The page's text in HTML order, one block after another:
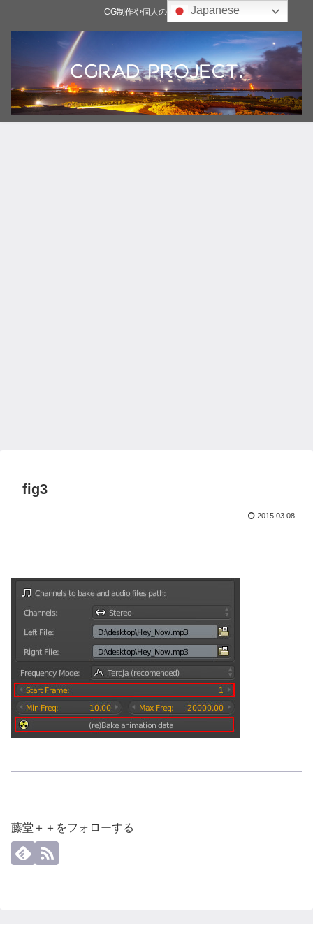
CG制作や個人の雑記ブログ
fig3
2015.03.08
藤堂＋＋をフォローする
Japanese